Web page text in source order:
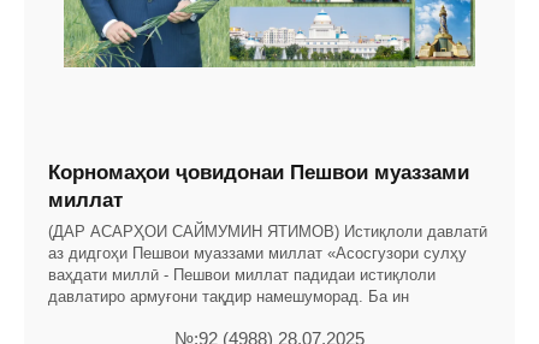
Корномаҳои ҷовидонаи Пешвои муаззами
миллат
(ДАР АСАРҲОИ САЙМУМИН ЯТИМОВ) Истиқлоли давлатӣ
аз дидгоҳи Пешвои муаззами миллат «Асосгузори сулҳу
ваҳдати миллӣ - Пешвои миллат падидаи истиқлоли
давлатиро армуғони тақдир намешуморад. Ба ин
№:92 (4988) 28.07.2025